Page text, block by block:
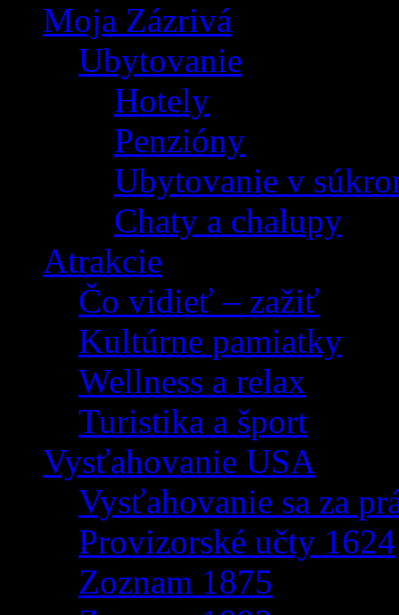
Moja Zázrivá
Ubytovanie
Hotely
Penzióny
Ubytovanie v
Chaty a chalupy
Atrakcie
Čo vidieť – zažiť
Kultúrne pamiatky
Wellness a relax
Turistika a šport
Vysťahovanie USA
Vysťahovanie sa za
Provizorské učty 1624
Zoznam 1875